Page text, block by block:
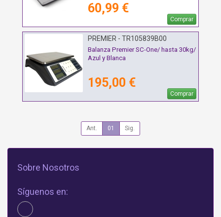
60,99 €
Comprar
PREMIER - TR105839B00
Balanza Premier SC-One/ hasta 30kg/
Azul y Blanca
195,00 €
Comprar
Ant. 01 Sig.
Sobre Nosotros
Síguenos en: